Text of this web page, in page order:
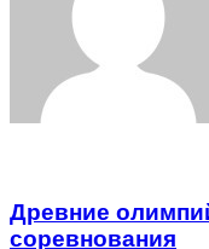
Древние
соревнования